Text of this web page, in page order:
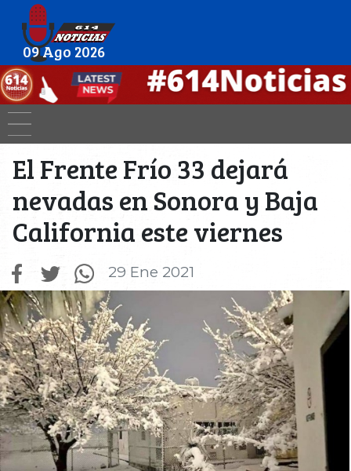
09 Ago 2026
El Frente Frío 33 dejará
nevadas en Sonora y Baja
California este viernes
29 Ene 2021